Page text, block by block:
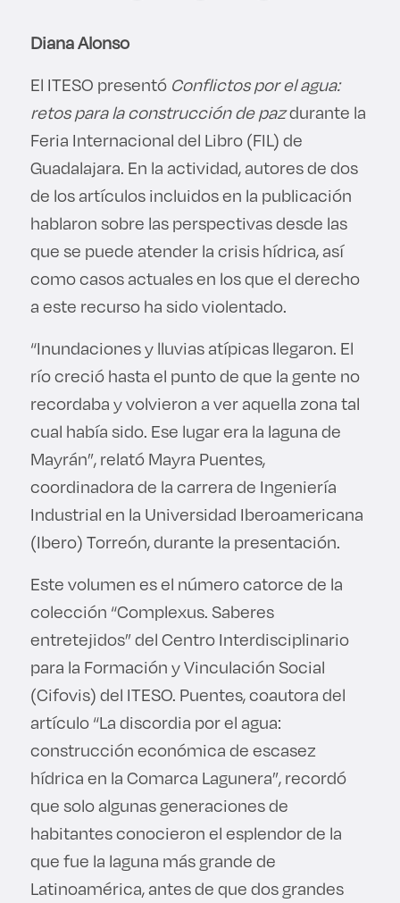
Diana Alonso
El ITESO presentó Conflictos por el agua:
retos para la construcción de pazdurante la
Feria Internacional del Libro (FIL) de
Guadalajara. En la actividad, autores de dos
de los artículos incluidos en la publicación
hablaron sobre las perspectivas desde las
que se puede atender la crisis hídrica, así
como casos actuales en los que el derecho
a este recurso ha sido violentado.
“Inundaciones y lluvias atípicas llegaron. El
río creció hasta el punto de que la gente no
recordaba y volvieron a ver aquella zona tal
cual había sido. Ese lugar era la laguna de
Mayrán”, relató Mayra Puentes,
coordinadora de la carrera de Ingeniería
Industrial en la Universidad Iberoamericana
(Ibero) Torreón, durante la presentación.
Este volumen es el número catorce de la
colección “Complexus. Saberes
entretejidos” del Centro Interdisciplinario
para la Formación y Vinculación Social
(Cifovis) del ITESO. Puentes, coautora del
artículo “La discordia por el agua:
construcción económica de escasez
hídrica en la Comarca Lagunera”, recordó
que solo algunas generaciones de
habitantes conocieron el esplendor de la
que fue la laguna más grande de
Latinoamérica, antes de que dos grandes